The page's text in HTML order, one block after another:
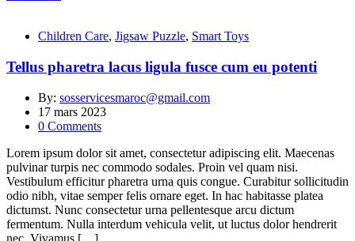
Children Care, Jigsaw Puzzle, Smart Toys
Tellus pharetra lacus ligula fusce cum eu potenti
By: sosservicesmaroc@gmail.com
17 mars 2023
0 Comments
Lorem ipsum dolor sit amet, consectetur adipiscing elit. Maecenas
pulvinar turpis nec commodo sodales. Proin vel quam nisi.
Vestibulum efficitur pharetra urna quis congue. Curabitur sollicitudin
odio nibh, vitae semper felis ornare eget. In hac habitasse platea
dictumst. Nunc consectetur urna pellentesque arcu dictum
fermentum. Nulla interdum vehicula velit, ut luctus dolor hendrerit
nec. Vivamus […]